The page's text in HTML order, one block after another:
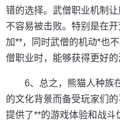
错的选择。武僧职业机制
不容易被击败。特别是在
加**，同时武僧的机动*也
僧职业时，能够获得更好的
6、总之，熊猫人种族
的文化背景而备受玩家们
提供了**的游戏体验和战